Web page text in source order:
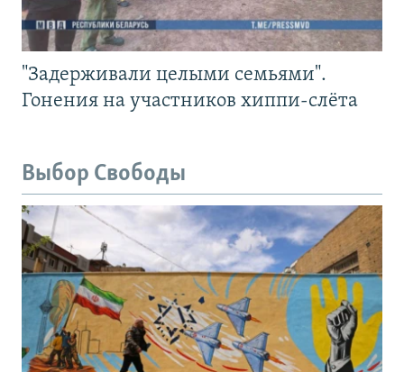
"Задерживали целыми семьями".
Гонения на участников хиппи-слёта
Выбор Свободы